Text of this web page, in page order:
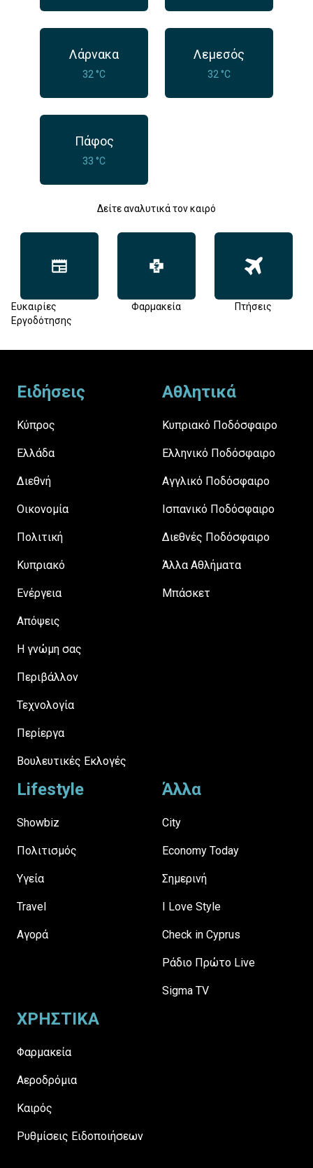
Λάρνακα
32 °C
Λεμεσός
32 °C
Πάφος
33 °C
Δείτε αναλυτικά τον καιρό
Ευκαιρίες
Εργοδότησης
Φαρμακεία Πτήσεις
Ειδήσεις
Κύπρος
Ελλάδα
Διεθνή
Οικονομία
Πολιτική
Κυπριακό
Ενέργεια
Απόψεις
H γνώμη σας
Περιβάλλον
Τεχνολογία
Περίεργα
Βουλευτικές Εκλογές
Αθλητικά
Κυπριακό Ποδόσφαιρο
Ελληνικό Ποδόσφαιρο
Αγγλικό Ποδόσφαιρο
Ισπανικό Ποδόσφαιρο
Διεθνές Ποδόσφαιρο
Άλλα Αθλήματα
Μπάσκετ
Lifestyle
Showbiz
Πολιτισμός
Υγεία
Travel
Αγορά
Άλλα
City
Economy Today
Σημερινή
I Love Style
Check in Cyprus
Ράδιο Πρώτο Live
Sigma TV
ΧΡΗΣΤΙΚΑ
Φαρμακεία
Αεροδρόμια
Καιρός
Ρυθμίσεις Ειδοποιήσεων